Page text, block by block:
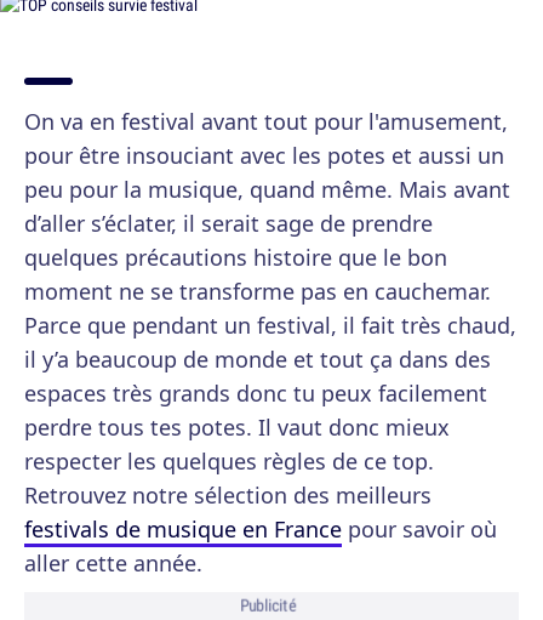
On va en festival avant tout pour l'amusement,
pour être insouciant avec les potes et aussi un
peu pour la musique, quand même. Mais avant
d’aller s’éclater, il serait sage de prendre
quelques précautions histoire que le bon
moment ne se transforme pas en cauchemar.
Parce que pendant un festival, il fait très chaud,
il y’a beaucoup de monde et tout ça dans des
espaces très grands donc tu peux facilement
perdre tous tes potes. Il vaut donc mieux
respecter les quelques règles de ce top.
Retrouvez notre sélection des meilleurs
festivals de musique en France pour savoir où
aller cette année.
Publicité